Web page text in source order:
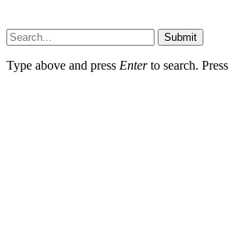
Submit
Type above and press Enterto search. Press